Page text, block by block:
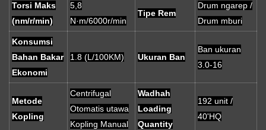
Torsi Maks
(nm/r/min)
5,8
N·m/6000r/min
Tipe Rem
Drum ngarep /
Drum mburi
Konsumsi
Bahan Bakar
Ekonomi
1.8 (L/100KM) Ukuran Ban
Ban ukuran
3.0-16
Metode
Kopling
Centrifugal
Otomatis utawa
Kopling Manual
Wadhah
Loading
Quantity
192 unit /
40'HQ